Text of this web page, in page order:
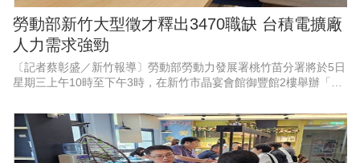
勞動部新竹大型徵才釋出3470職缺 台積電擴廠
人力需求強勁
〔記者蔡彰盛／新竹報導〕勞動部勞動力發展署桃竹苗分署將於5日
星期三上午10時至下午3時，在新竹市晶宴會館御豐館2樓舉辦「新
科技業廠商高達37